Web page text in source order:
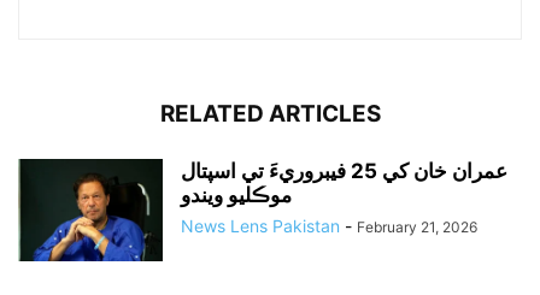
RELATED ARTICLES
عمران خان کي 25 فيبروريءَ تي اسپتال
موڪليو ويندو
News Lens Pakistan - February 21, 2026